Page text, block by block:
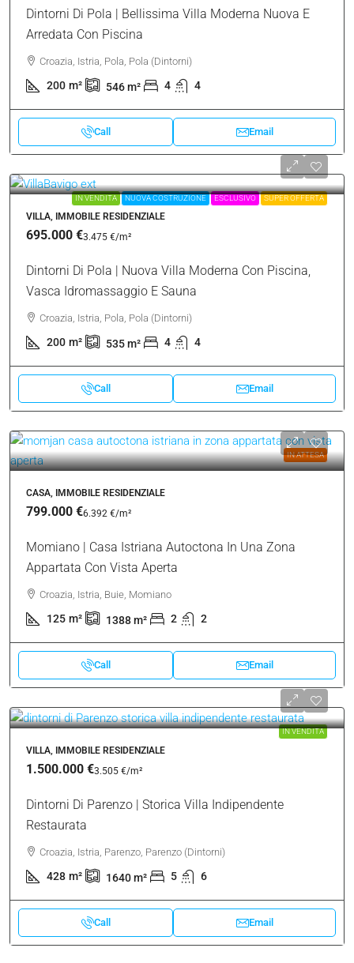
Dintorni Di Pola | Bellissima Villa Moderna Nuova E
Arredata Con Piscina
Croazia, Istria, Pola, Pola (Dintorni)
200 m² 546m² 4 4
Call Email
IN VENDITA NUOVA COSTRUZIONE ESCLUSIVO SUPER OFFERTA
VILLA, IMMOBILE RESIDENZIALE
695.000 €3.475 €/m²
Dintorni Di Pola | Nuova Villa Moderna Con Piscina,
Vasca Idromassaggio E Sauna
Croazia, Istria, Pola, Pola (Dintorni)
200 m² 535m² 4 4
Call Email
IN ATTESA
CASA, IMMOBILE RESIDENZIALE
799.000 €6.392 €/m²
Momiano | Casa Istriana Autoctona In Una Zona
Appartata Con Vista Aperta
Croazia, Istria, Buie, Momiano
125 m² 1388m² 2 2
Call Email
IN VENDITA
VILLA, IMMOBILE RESIDENZIALE
1.500.000 €3.505 €/m²
Dintorni Di Parenzo | Storica Villa Indipendente
Restaurata
Croazia, Istria, Parenzo, Parenzo (Dintorni)
428 m² 1640m² 5 6
Call Email